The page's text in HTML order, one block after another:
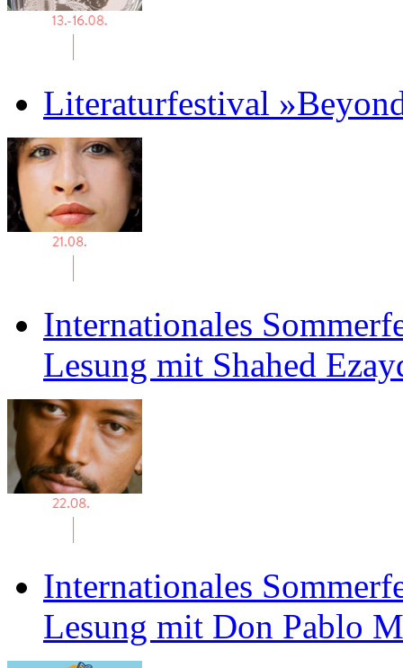
Literaturfestival
Internationales
Lesung mit Shahed
Internationales
Lesung mit Don Pablo